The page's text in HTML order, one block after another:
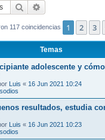
Buscar
117 coincidencias 1 2 3
Temas
adolescente y
Luis « 16 Jun 2021 10:24
resultados, estudia
Luis « 16 Jun 2021 10:23